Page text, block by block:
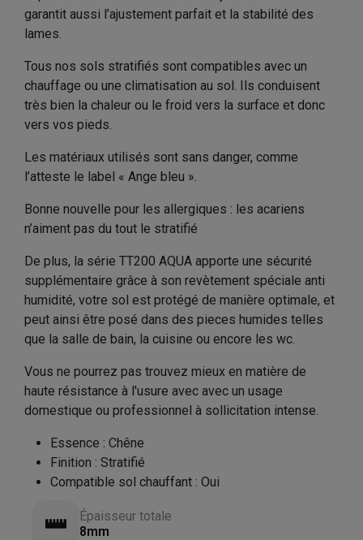
garantit aussi l’ajustement parfait et la stabilité des
lames.
Tous nos sols stratifiés sont compatibles avec un
chauffage ou une climatisation au sol. Ils conduisent
très bien la chaleur ou le froid vers la surface et donc
vers vos pieds.
Les matériaux utilisés sont sans danger, comme
l’atteste le label « Ange bleu ».
Bonne nouvelle pour les allergiques : les acariens
n’aiment pas du tout le stratifié
De plus, la série TT200 AQUA apporte une sécurité
supplémentaire grâce à son revètement spéciale anti
humidité, votre sol est protégé de manière optimale, et
peut ainsi être posé dans des pieces humides telles
que la salle de bain, la cuisine ou encore les wc.
Vous ne pourrez pas trouvez mieux en matière de
haute résistance à l'usure avec avec un usage
domestique ou professionnel à sollicitation intense.
Essence : Chêne
Finition : Stratifié
Compatible sol chauffant : Oui
Épaisseur totale
8mm